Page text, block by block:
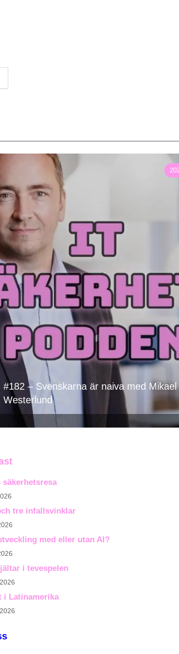
#182 – Svenskarna är naiva med Mikael
Westerlund
säkerhetsresa
tre infallsvinklar
med eller utan AI?
i tevespelen
i Latinamerika